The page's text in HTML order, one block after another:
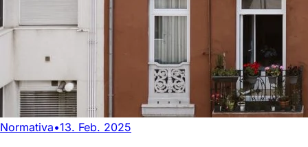
Normativa•13. Feb. 2025